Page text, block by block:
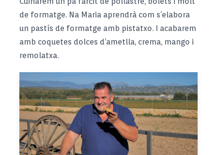
de formatge. Na Maria aprendrà com s’elabora
un pastís de formatge amb pistatxo. I acabarem
amb coquetes dolces d’ametlla, crema, mango i
remolatxa.